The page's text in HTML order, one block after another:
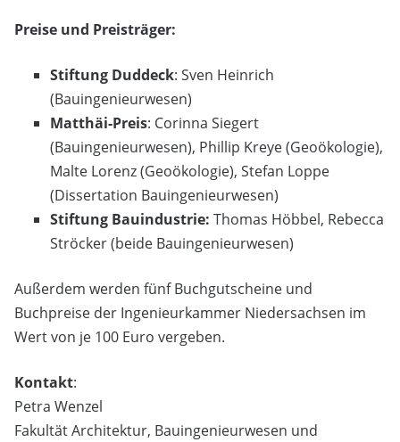
Preise und Preisträger:
Stiftung Duddeck: Sven Heinrich
(Bauingenieurwesen)
Matthäi-Preis: Corinna Siegert
(Bauingenieurwesen), Phillip Kreye (Geoökologie),
Malte Lorenz (Geoökologie), Stefan Loppe
(Dissertation Bauingenieurwesen)
Stiftung Bauindustrie: Thomas Höbbel, Rebecca
Ströcker (beide Bauingenieurwesen)
Außerdem werden fünf Buchgutscheine und
Buchpreise der Ingenieurkammer Niedersachsen im
Wert von je 100 Euro vergeben.
Kontakt:
Petra Wenzel
Fakultät Architektur, Bauingenieurwesen und